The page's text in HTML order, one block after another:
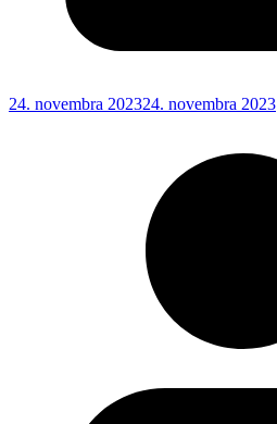
24. novembra 202324. novembra 2023